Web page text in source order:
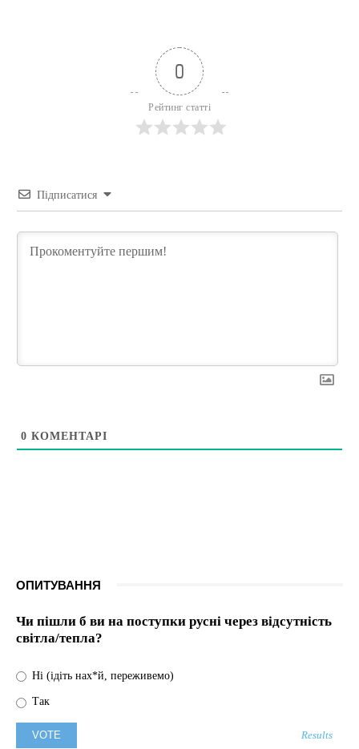
0
Рейтинг статті
Підписатися
0 КОМЕНТАРІ
ОПИТУВАННЯ
Чи пішли б ви на поступки русні через відсутність
світла/тепла?
Ні (ідіть нах*й, переживемо)
Так
Results